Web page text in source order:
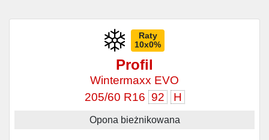
Raty
10x0%
Profil
Wintermaxx EVO
205/60 R16 92 H
Opona bieżnikowana